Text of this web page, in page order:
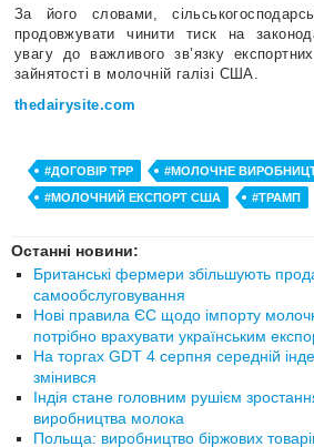
За його словами,
продовжувати чинити тиск на
увагу до важливого зв’язку
зайнятості в молочній галізі США.
thedairysite.com
#ДОГОВІР TPP
#МОЛОЧНЕ
#МОЛОЧНИЙ ЕКСПОРТ США
#ТРАМП
Останні новини:
Британські фермери збільшують
самообслуговування
Нові правила ЄС щодо імпорту
потрібно врахувати українським
На торгах GDT 4 серпня середній
змінився
Індія стане головним рушієм
виробництва молока
Польща: виробництво біржових